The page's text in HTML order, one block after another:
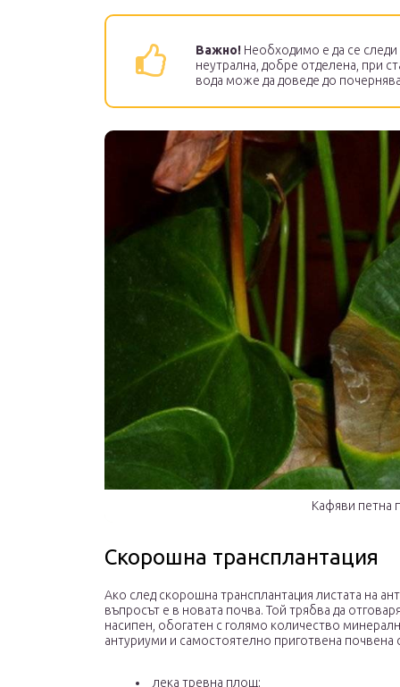
Важно! Необходимо е да се следи
неутрална, добре отделена, при
вода може да доведе до
Кафяви петна
Скорошна трансплантация
Ако след скорошна трансплантация листата на
въпросът е в новата почва. Той трябва да
насипен, обогатен с голямо количество
антуриуми и самостоятелно приготвена почвена
лека тревна площ;